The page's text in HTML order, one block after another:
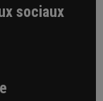
sociaux